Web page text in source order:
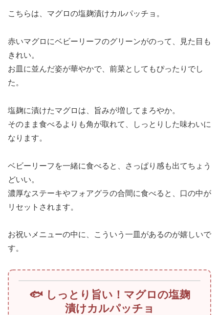
こちらは、マグロの塩麹漬けカルパッチョ。
赤いマグロにベビーリーフのグリーンがのって、見た目も
きれい。
お皿に並んだ姿が華やかで、前菜としてもぴったりでし
た。
塩麹に漬けたマグロは、旨みが増してまろやか。
そのまま食べるよりも角が取れて、しっとりした味わいに
なります。
ベビーリーフを一緒に食べると、さっぱり感も出てちょう
どいい。
濃厚なステーキやフォアグラの合間に食べると、口の中が
リセットされます。
お祝いメニューの中に、こういう一皿があるのが嬉しいで
す。
🐟 しっとり旨い！マグロの塩麹
漬けカルパッチョ